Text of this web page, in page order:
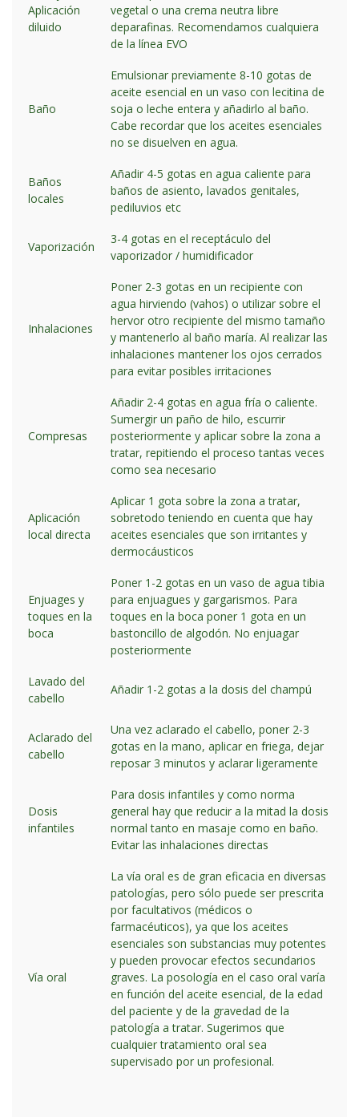
Aplicación
diluido
vegetal o una crema neutra libre
deparafinas. Recomendamos cualquiera
de la línea EVO
Baño
Emulsionar previamente 8-10 gotas de
aceite esencial en un vaso con lecitina de
soja o leche entera y añadirlo al baño.
Cabe recordar que los aceites esenciales
no se disuelven en agua.
Baños
locales
Añadir 4-5 gotas en agua caliente para
baños de asiento, lavados genitales,
pediluvios etc
Vaporización
3-4 gotas en el receptáculo del
vaporizador / humidificador
Inhalaciones
Poner 2-3 gotas en un recipiente con
agua hirviendo (vahos) o utilizar sobre el
hervor otro recipiente del mismo tamaño
y mantenerlo al baño maría. Al realizar las
inhalaciones mantener los ojos cerrados
para evitar posibles irritaciones
Compresas
Añadir 2-4 gotas en agua fría o caliente.
Sumergir un paño de hilo, escurrir
posteriormente y aplicar sobre la zona a
tratar, repitiendo el proceso tantas veces
como sea necesario
Aplicación
local directa
Aplicar 1 gota sobre la zona a tratar,
sobretodo teniendo en cuenta que hay
aceites esenciales que son irritantes y
dermocáusticos
Enjuages y
toques en la
boca
Poner 1-2 gotas en un vaso de agua tibia
para enjuagues y gargarismos. Para
toques en la boca poner 1 gota en un
bastoncillo de algodón. No enjuagar
posteriormente
Lavado del
cabello
Añadir 1-2 gotas a la dosis del champú
Aclarado del
cabello
Una vez aclarado el cabello, poner 2-3
gotas en la mano, aplicar en friega, dejar
reposar 3 minutos y aclarar ligeramente
Dosis
infantiles
Para dosis infantiles y como norma
general hay que reducir a la mitad la dosis
normal tanto en masaje como en baño.
Evitar las inhalaciones directas
Vía oral
La vía oral es de gran eficacia en diversas
patologías, pero sólo puede ser prescrita
por facultativos (médicos o
farmacéuticos), ya que los aceites
esenciales son substancias muy potentes
y pueden provocar efectos secundarios
graves. La posología en el caso oral varía
en función del aceite esencial, de la edad
del paciente y de la gravedad de la
patología a tratar. Sugerimos que
cualquier tratamiento oral sea
supervisado por un profesional.